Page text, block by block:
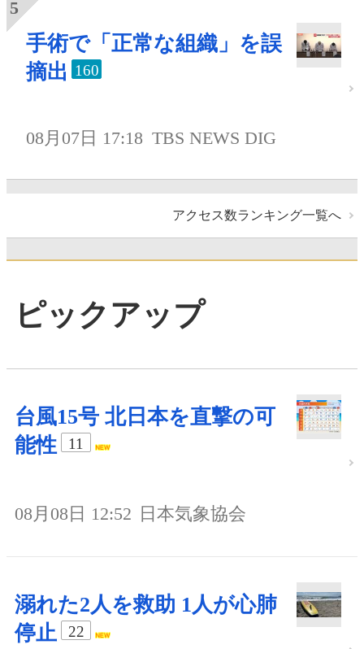
手術で「正常な組織」を誤
摘出 160
08月07日 17:18 TBS NEWS DIG
アクセス数ランキング一覧へ
ピックアップ
台風15号 北日本を直撃の可
能性
11
08月08日 12:52 日本気象協会
溺れた2人を救助 1人が心肺
停止
22